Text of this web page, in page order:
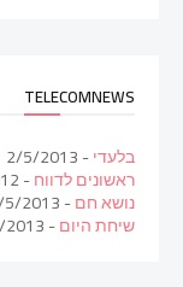
TELECOMNEWS
בלעדי- 2/5/2013
ראשונים לדווח- 10/17/2012
נושא חם- 2/5/2013
שיחת היום- 2/5/2013